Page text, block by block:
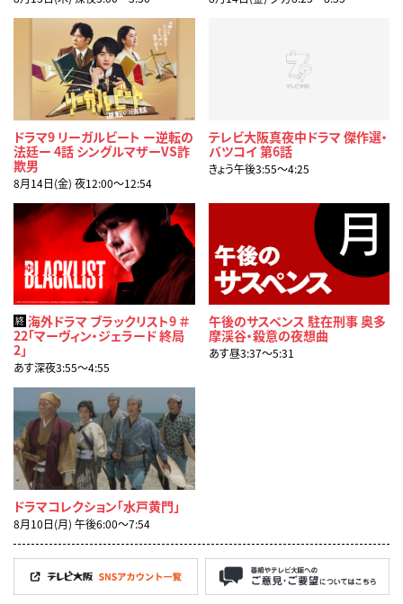
ドラマ9 リーガルビート ー逆転の
法廷ー 4話 シングルマザーVS詐
欺男
8月14日(金) 夜12:00〜12:54
テレビ大阪真夜中ドラマ 傑作選・
バツコイ 第6話
きょう午後3:55〜4:25
終 海外ドラマ ブラックリスト9 ＃
22「マーヴィン・ジェラード 終局
2」
あす深夜3:55〜4:55
午後のサスペンス 駐在刑事 奥多
摩渓谷・殺意の夜想曲
あす昼3:37〜5:31
ドラマコレクション「水戸黄門」
8月10日(月) 午後6:00〜7:54